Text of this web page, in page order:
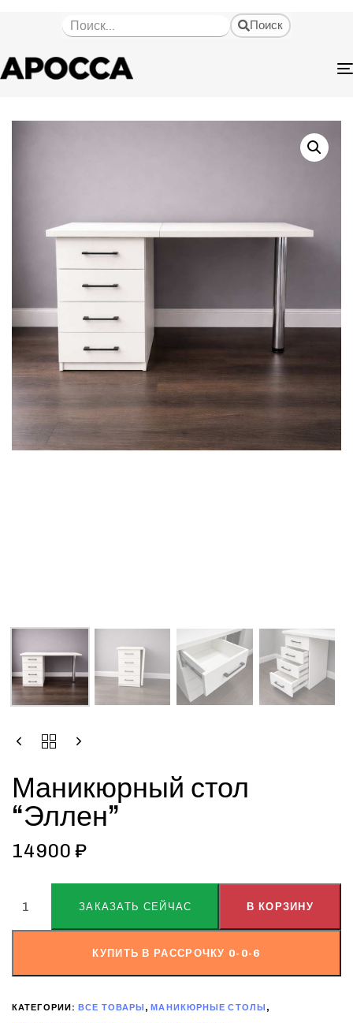
Поиск
Маникюрный стол
“Эллен”
14900 ₽
ЗАКАЗАТЬ СЕЙЧАС В КОРЗИНУ
КУПИТЬ В РАССРОЧКУ 0-0-6
КАТЕГОРИИ: ВСЕ ТОВАРЫ , МАНИКЮРНЫЕ СТОЛЫ ,